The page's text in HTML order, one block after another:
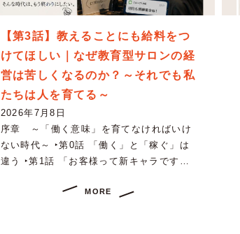
【第3話】教えることにも給料をつ
けてほしい｜なぜ教育型サロンの経
営は苦しくなるのか？～それでも私
たちは人を育てる～
2026年7月8日
序章 ～「働く意味」を育てなければいけ
ない時代～ ‣第0話 「働く」と「稼ぐ」は
違う ‣第1話 「お客様って新キャラです…
MORE